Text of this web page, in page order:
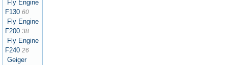
Fly Engine
F130 60
Fly Engine
F200 38
Fly Engine
F240 26
Geiger